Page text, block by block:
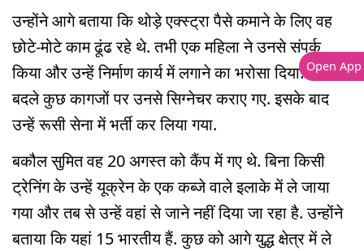
उन्होंने आगे बताया कि थोड़े एक्स्ट्रा पैसे कमाने के लिए वह
छोटे-मोटे काम ढूंढ रहे थे. तभी एक महिला ने उनसे संपर्क
किया और उन्हें निर्माण कार्य में लगाने का भरोसा दिया. इसके
बदले कुछ कागजों पर उनसे सिग्नेचर कराए गए. इसके बाद
उन्हें रूसी सेना में भर्ती कर लिया गया.
बकौल सुमित वह 20 अगस्त को कैंप में गए थे. बिना किसी
ट्रेनिंग के उन्हें यूक्रेन के एक कब्जे वाले इलाके में ले जाया
गया और तब से उन्हें वहां से जाने नहीं दिया जा रहा है. उन्होंने
बताया कि यहां 15 भारतीय हैं. कुछ को आगे युद्ध क्षेत्र में ले
Open App